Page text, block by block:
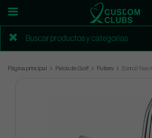
Página principal Palos de Golf Putters Evnroll Neo